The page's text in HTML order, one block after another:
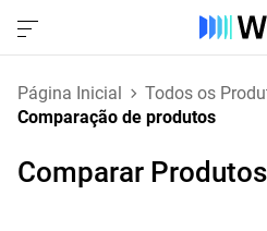
Página Inicial
Todos os
Comparação de produtos
Comparar Produtos